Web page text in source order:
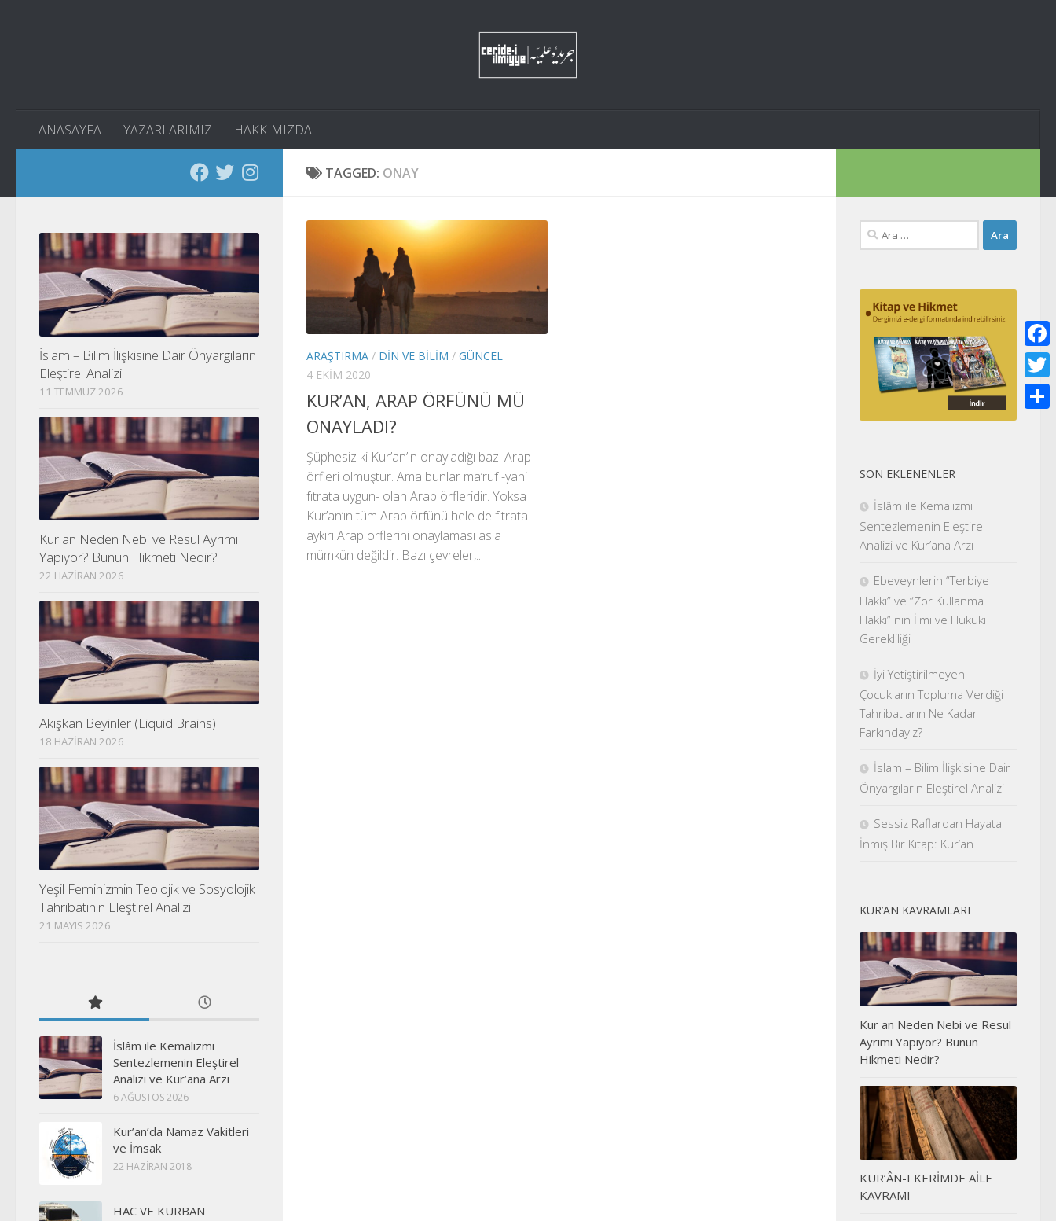
ANASAYFA YAZARLARIMIZ HAKKIMIZDA
TAGGED: ONAY
ARAŞTIRMA / DIN VE BILIM / GÜNCEL
4 EKIM 2020
KUR’AN, ARAP ÖRFÜNÜ MÜ
ONAYLADI?
Şüphesiz ki Kur’an’ın onayladığı bazı Arap
örfleri olmuştur. Ama bunlar ma’ruf -yani
fıtrata uygun- olan Arap örfleridir. Yoksa
Kur’an’ın tüm Arap örfünü hele de fıtrata
aykırı Arap örflerini onaylaması asla
mümkün değildir. Bazı çevreler,...
İslam – Bilim İlişkisine Dair Önyargıların
Eleştirel Analizi
11 TEMMUZ 2026
Kur an Neden Nebi ve Resul Ayrımı
Yapıyor? Bunun Hikmeti Nedir?
22 HAZIRAN 2026
Akışkan Beyinler (Liquid Brains)
18 HAZIRAN 2026
Yeşil Feminizmin Teolojik ve Sosyolojik
Tahribatının Eleştirel Analizi
21 MAYIS 2026
İslâm ile Kemalizmi
Sentezlemenin Eleştirel
Analizi ve Kur’ana Arzı
6 AĞUSTOS 2026
Kur’an’da Namaz Vakitleri
ve İmsak
22 HAZIRAN 2018
HAC VE KURBAN
Arama:
SON EKLENENLER
İslâm ile Kemalizmi
Sentezlemenin Eleştirel
Analizi ve Kur’ana Arzı
Ebeveynlerin “Terbiye
Hakkı” ve “Zor Kullanma
Hakkı” nın İlmi ve Hukuki
Gerekliliği
İyi Yetiştirilmeyen
Çocukların Topluma Verdiği
Tahribatların Ne Kadar
Farkındayız?
İslam – Bilim İlişkisine Dair
Önyargıların Eleştirel Analizi
Sessiz Raflardan Hayata
İnmiş Bir Kitap: Kur’an
KUR’AN KAVRAMLARI
Kur an Neden Nebi ve Resul
Ayrımı Yapıyor? Bunun
Hikmeti Nedir?
KUR’ÂN-I KERİMDE AİLE
KAVRAMI